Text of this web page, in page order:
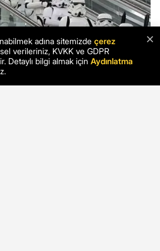
×
adına sitemizde çerez
verileriniz, KVKK ve GDPR
Detaylı bilgi almak için Aydınlatma